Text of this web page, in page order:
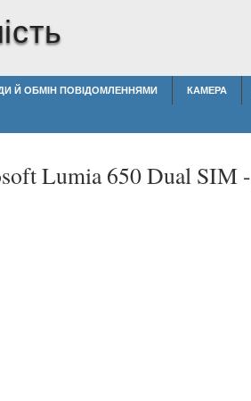
Й ОБМІН ПОВІДОМЛЕННЯМИ КАМЕРА
Lumia 650 Dual SIM -